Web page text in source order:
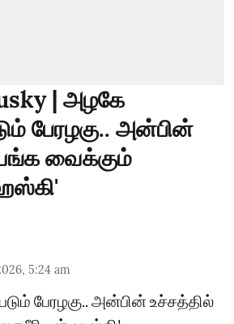
| அழகே
பேரழகு.. அன்பின்
வைக்கும்
5:24 am
பேரழகு.. அன்பின் உச்சத்தில்